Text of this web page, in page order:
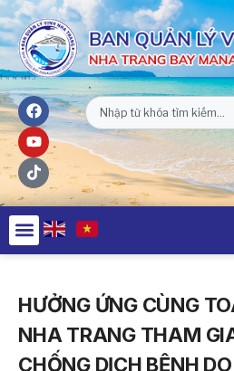
HƯỞNG ỨNG CÙNG
NHA TRANG THAM
CHỐNG DỊCH BỆNH